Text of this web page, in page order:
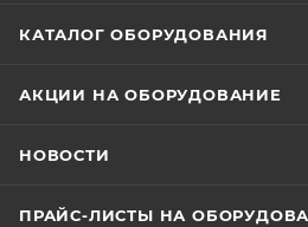
КАТАЛОГ ОБОРУДОВАНИЯ
АКЦИИ НА ОБОРУДОВАНИЕ
НОВОСТИ
ПРАЙС-ЛИСТЫ НА